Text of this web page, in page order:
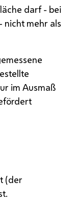
darf - bei
nicht mehr als
im Ausmaß
(der